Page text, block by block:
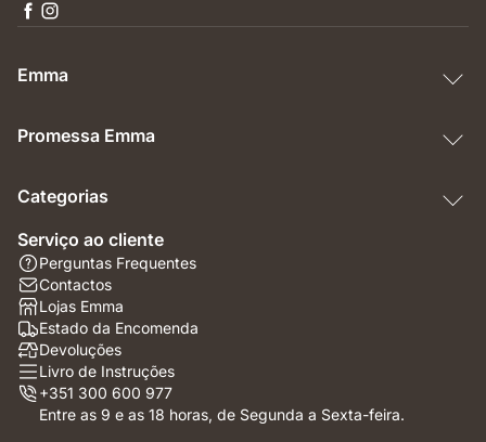
Emma
Promessa Emma
Categorias
Serviço ao cliente
Perguntas Frequentes
Contactos
Lojas Emma
Estado da Encomenda
Devoluções
Livro de Instruções
+351 300 600 977
Entre as 9 e as 18 horas, de Segunda a Sexta-feira.